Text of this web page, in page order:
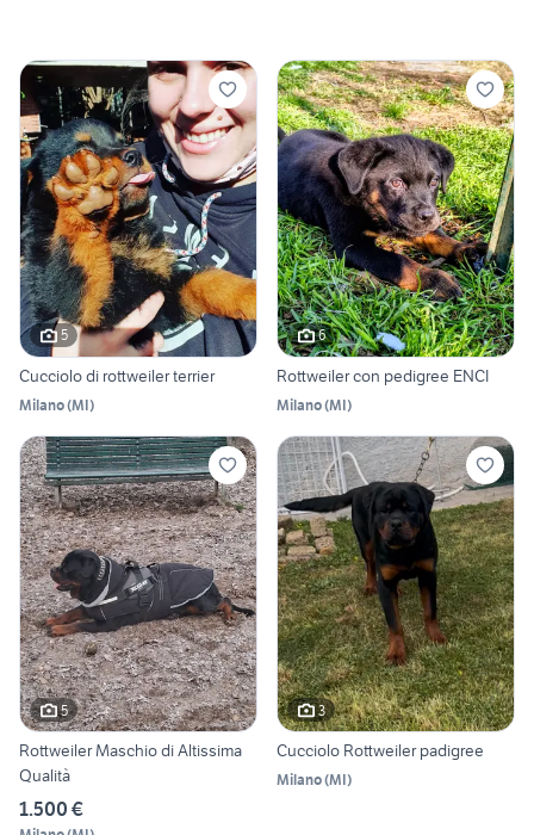
5
Cucciolo di rottweiler terrier
Milano(MI)
6
Rottweiler con pedigree ENCI
Milano(MI)
5
Rottweiler Maschio di Altissima
Qualità
1.500 €
3
Cucciolo Rottweiler padigree
Milano(MI)